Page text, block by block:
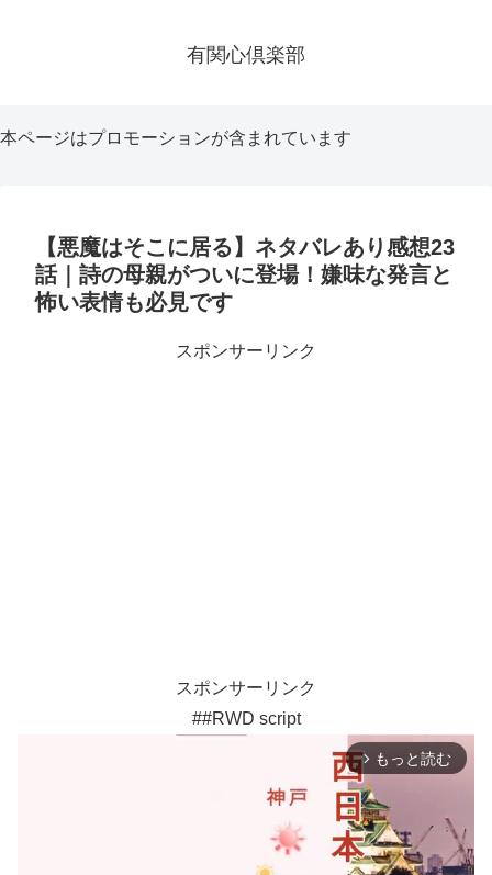
有関心倶楽部
本ページはプロモーションが含まれています
【悪魔はそこに居る】ネタバレあり感想23
話｜詩の母親がついに登場！嫌味な発言と
怖い表情も必見です
スポンサーリンク
スポンサーリンク
##RWD script
arrow_forward_ios もっと読む